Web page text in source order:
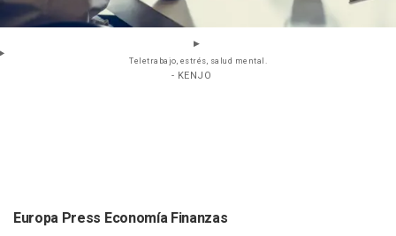
Teletrabajo, estrés, salud mental.
- KENJO
Europa Press Economía Finanzas